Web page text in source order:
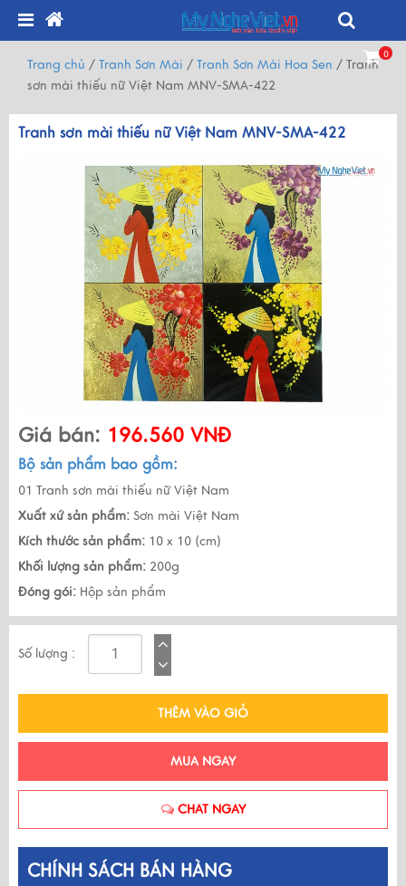
0
Trang chủ / Tranh Sơn Mài / Tranh Sơn Mài Hoa Sen / Tranh
sơn mài thiếu nữ Việt Nam MNV-SMA-422
Tranh sơn mài thiếu nữ Việt Nam MNV-SMA-422
Giá bán: 196.560 VNĐ
Bộ sản phẩm bao gồm:
01 Tranh sơn mài thiếu nữ Việt Nam
Xuất xứ sản phẩm: Sơn mài Việt Nam
Kích thước sản phẩm: 10 x 10 (cm)
Khối lượng sản phẩm: 200g
Đóng gói: Hộp sản phẩm
Số lượng :
THÊM VÀO GIỎ
MUA NGAY
CHAT NGAY
CHÍNH SÁCH BÁN HÀNG